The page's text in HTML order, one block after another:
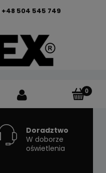
+48 504 545 749
Doradztwo
W doborze
oświetlenia